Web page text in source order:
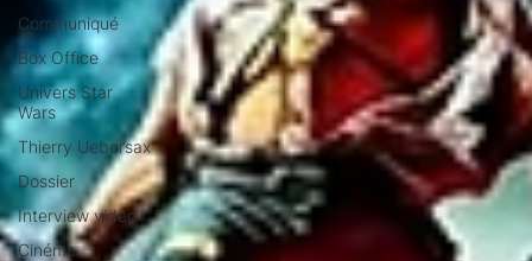
Communiqué
Box Office
Univers Star
Wars
Thierry Uebersax
Dossier
Interview vidéo
Cinéma